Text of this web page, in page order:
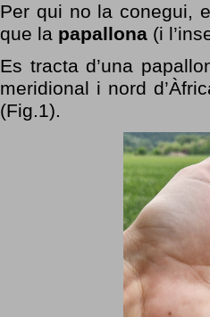
Per qui no la conegui,
que la papallona (i
Es tracta d’una
meridional i nord
(Fig.1).